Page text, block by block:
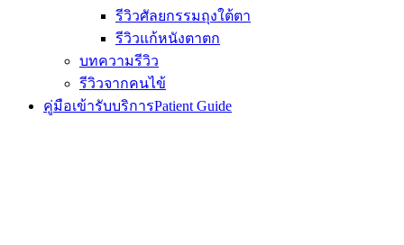
รีวิวศัลยกรรมถุงใต้ตา
รีวิวแก้หนังตาตก
บทความรีวิว
รีวิวจากคนไข้
คู่มือเข้ารับบริการPatient Guide